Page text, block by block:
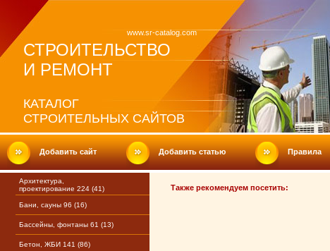
www.sr-catalog.com
СТРОИТЕЛЬСТВО
И РЕМОНТ
КАТАЛОГ
СТРОИТЕЛЬНЫХ САЙТОВ
Добавить сайт Добавить статью Правила
Архитектура,
проектирование 224 (41)
Бани, сауны 96 (16)
Бассейны, фонтаны 61 (13)
Бетон, ЖБИ 141 (86)
Также рекомендуем посетить: